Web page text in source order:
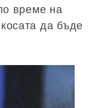
време на
да бъде